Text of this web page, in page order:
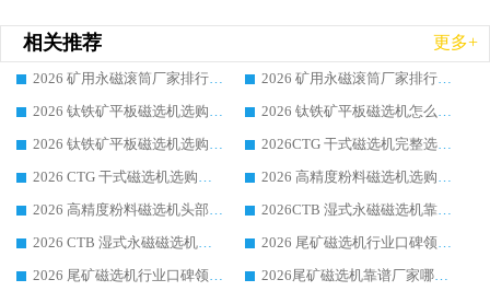
相关推荐 更多+
2026 矿用永磁滚筒厂家排行榜选购干货指南 行业口碑标杆华体会手机网页版-华体会(中国) 实力出众
2026 矿用永磁滚筒厂家排行榜选购指南，行业口碑领域强者华体会手机网页版-华体会(中国)
2026 钛铁矿平板磁选机选购全攻略 市场公认优质品牌厂家实力排行榜
2026 钛铁矿平板磁选机怎么选 靠谱生产企业实力排行榜选购参考攻略
2026 钛铁矿平板磁选机选购指南 行业口碑优选品牌生产企业实力排行榜
2026CTG 干式磁选机完整选购指南 行业口碑顶尖靠谱生产龙头厂家实力推荐
2026 CTG 干式磁选机选购指南|行业口碑靠谱生产厂家领域强者推荐
2026 高精度粉料磁选机选购全攻略 行业优质品牌华体会手机网页版-华体会(中国) 实力深度解析
2026 高精度粉料磁选机头部厂家选购指南 行业口碑靠谱品牌推荐 领域强者华体会手机网页版-华体会(中国) 解析
2026CTB 湿式永磁磁选机靠谱厂家实力排行榜 铁矿选矿设备采购全流程选购指南
2026 CTB 湿式永磁磁选机选购指南|行业口碑良好品牌推荐，领域强者华体会手机网页版-华体会(中国)
2026 尾矿磁选机行业口碑领域强者，源头直供国内主流厂家华体会手机网页版-华体会(中国) 一站式服务
2026 尾矿磁选机行业口碑领域强者，源头直供国内主流厂家华体会手机网页版-华体会(中国) 一站式服务
2026尾矿磁选机靠谱厂家哪家好 行业口碑领域强者华体会手机网页版-华体会(中国) 推荐